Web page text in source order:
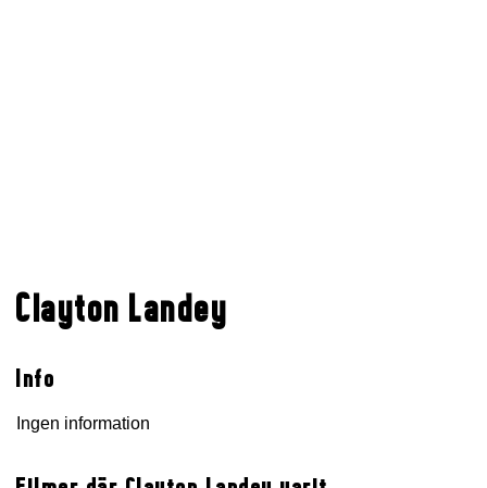
Clayton Landey
Info
Ingen information